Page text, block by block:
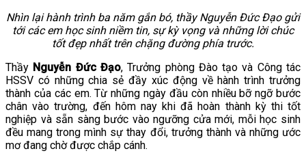
Nhìn lại hành trình ba năm gắn bó, thầy Nguyễn Đức Đạo gửi
tới các em học sinh niềm tin, sự kỳ vọng và những lời chúc
tốt đẹp nhất trên chặng đường phía trước.
Thầy Nguyễn Đức Đạo, Trưởng phòng Đào tạo và Công tác
HSSV có những chia sẻ đầy xúc động về hành trình trưởng
thành của các em. Từ những ngày đầu còn nhiều bỡ ngỡ bước
chân vào trường, đến hôm nay khi đã hoàn thành kỳ thi tốt
nghiệp và sẵn sàng bước vào ngưỡng cửa mới, mỗi học sinh
đều mang trong mình sự thay đổi, trưởng thành và những ước
mơ đang chờ được chắp cánh.